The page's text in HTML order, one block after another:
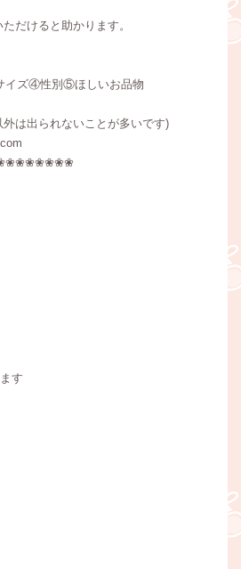
だけると助かります。
ズ④性別⑤ほしいお品物
外は出られないことが多いです)
す